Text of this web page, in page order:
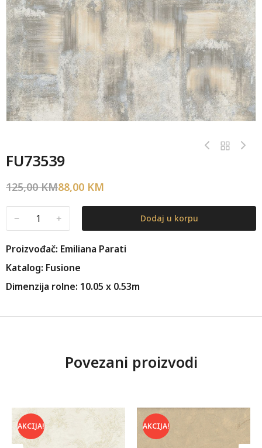
FU73539
125,00KM88,00 KM
﹣ ﹢ Dodaj u korpu
Proizvođač: Emiliana Parati
Katalog: Fusione
Dimenzija rolne: 10.05 x 0.53m
Povezani proizvodi
AKCIJA! AKCIJA!